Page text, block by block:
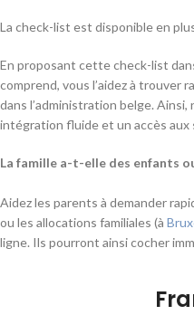
La check-list est disponible en
En proposant cette check-list
comprend, vous l’aidez à trouver
dans l’administration belge.
intégration fluide et un accès aux
La famille a-t-elle des enfants
Aidez les parents à demander
ou les allocations familiales (à
ligne. Ils pourront ainsi cocher